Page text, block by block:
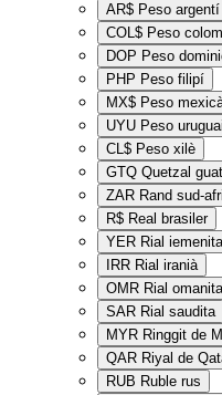
AR$ Peso argentí
COL$ Peso
DOP Peso
PHP Peso filipí
MX$ Peso
UYU Peso
CL$ Peso xilè
GTQ Quetzal
ZAR Rand sud-
R$ Real brasiler
YER Rial iemenita
IRR Rial iranià
OMR Rial omanita
SAR Rial saudita
MYR Ringgit de
QAR Riyal de
RUB Ruble rus